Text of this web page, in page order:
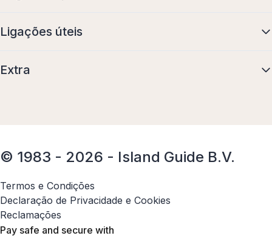
Ligações úteis
Extra
© 1983 - 2026 - Island Guide B.V.
Termos e Condições
Declaração de Privacidade e Cookies
Reclamações
Pay safe and secure with